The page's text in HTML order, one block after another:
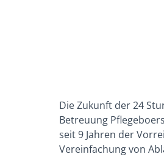
Die Zukunft der 24
Betreuung
seit 9 Jahren der
Vereinfachung von